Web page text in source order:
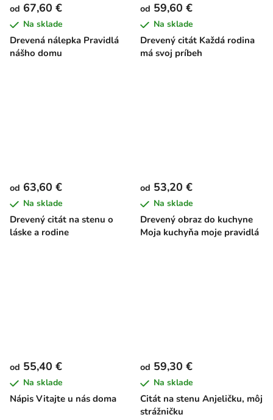
Drevená nálepka Pravidlá
nášho domu
od 67,60 €
Na sklade
Drevený citát Každá rodina
má svoj príbeh
od 59,60 €
Na sklade
Drevený citát na stenu o
láske a rodine
od 63,60 €
Na sklade
Drevený obraz do kuchyne
Moja kuchyňa moje pravidlá
od 53,20 €
Na sklade
Nápis Vitajte u nás doma
od 55,40 €
Na sklade
Citát na stenu Anjeličku, môj
strážničku
od 59,30 €
Na sklade